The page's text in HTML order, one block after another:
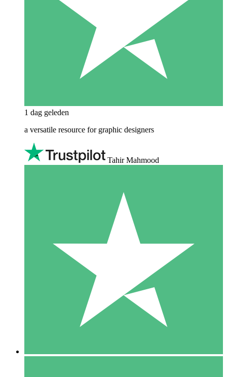
1 dag geleden
a versatile resource for graphic designers
Tahir Mahmood